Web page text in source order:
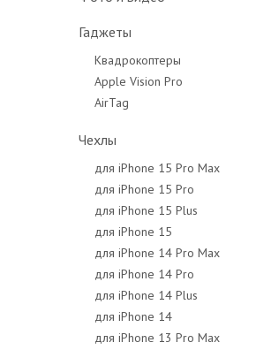
Гаджеты
Квадрокоптеры
Apple Vision Pro
AirTag
Чехлы
для iPhone 15 Pro Max
для iPhone 15 Pro
для iPhone 15 Plus
для iPhone 15
для iPhone 14 Pro Max
для iPhone 14 Pro
для iPhone 14 Plus
для iPhone 14
для iPhone 13 Pro Max